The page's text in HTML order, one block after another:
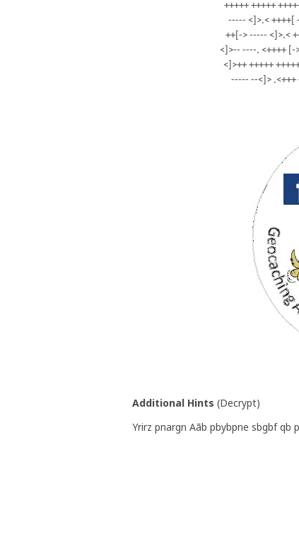
+++++ +++++
----- <]>.< ++++[
++[-> ----- <]>.<
<]>-- ----. <++++ [-
<]>++ +++++
----- --<]> .<+++
Additional Hints (Decrypt)
Yrirz pnargn Aãb pbybpne sbgbf qb